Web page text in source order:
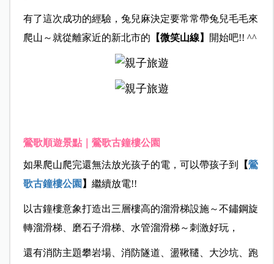
有了這次成功的經驗，兔兒麻決定要常常帶兔兒毛毛來
爬山～就從離家近的新北市的 【微笑山線】 開始吧!! ^^
鶯歌順遊景點｜鶯歌古鐘樓公園
如果爬山爬完還無法放光孩子的電，可以帶孩子到 【鶯
歌古鐘樓公園 】 繼續放電!!
以古鐘樓意象打造出三層樓高的溜滑梯設施～不鏽鋼旋
轉溜滑梯、磨石子滑梯、水管溜滑梯～刺激好玩，
還有消防主題攀岩場、消防隧道、盪鞦韆、大沙坑、跑